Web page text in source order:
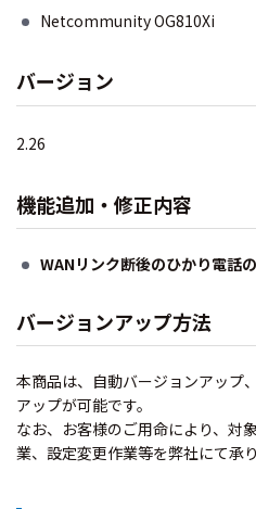
Netcommunity OG810Xi
バージョン
2.26
機能追加・修正内容
WANリンク断後のひかり電話
バージョンアップ方法
本商品は、自動バージョンアップ
アップが可能です。
なお、お客様のご用命により、対
業、設定変更作業等を弊社にて承り